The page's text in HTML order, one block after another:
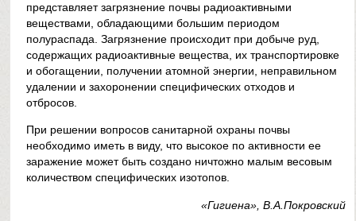
представляет загрязнение почвы радиоактивными
веществами, обладающими большим периодом
полураспада. Загрязнение происходит при добыче руд,
содержащих радиоактивные вещества, их транспортировке
и обогащении, получении атомной энергии, неправильном
удалении и захоронении специфических отходов и
отбросов.
При решении вопросов санитарной охраны почвы
необходимо иметь в виду, что высокое по активности ее
заражение может быть создано ничтожно малым весовым
количеством специфических изотопов.
«Гигиена», В.А.Покровский